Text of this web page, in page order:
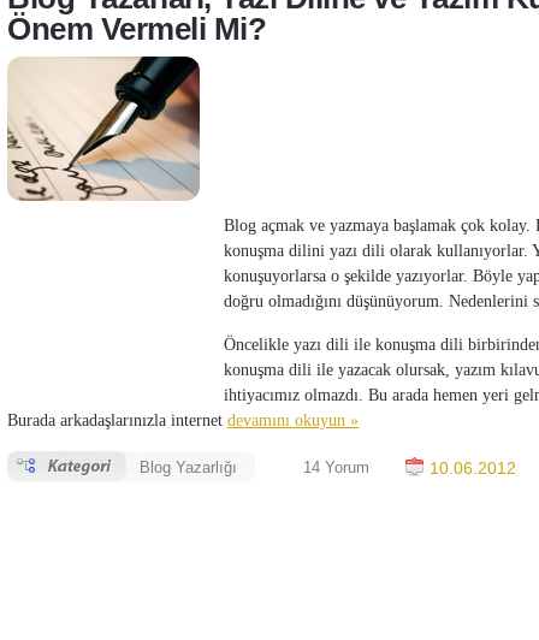
Önem Vermeli Mi?
Blog açmak ve yazmaya başlamak çok kolay.
konuşma dilini yazı dili olarak kullanıyorlar.
konuşuyorlarsa o şekilde yazıyorlar. Böyle
doğru olmadığını düşünüyorum. Nedenlerini
Öncelikle yazı dili ile konuşma dili
konuşma dili ile yazacak olursak, yazım
ihtiyacımız olmazdı. Bu arada hemen yeri
Burada arkadaşlarınızla internet devamını okuyun »
Blog Yazarlığı 14 Yorum 10.06.2012